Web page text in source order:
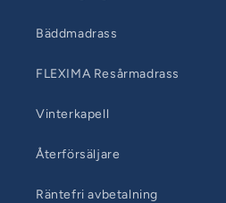
Bäddmadrass
FLEXIMA Resårmadrass
Vinterkapell
Återförsäljare
Räntefri avbetalning